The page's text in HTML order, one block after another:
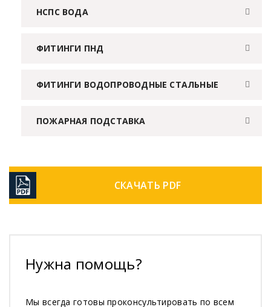
НСПС ВОДА
ФИТИНГИ ПНД
ФИТИНГИ ВОДОПРОВОДНЫЕ СТАЛЬНЫЕ
ПОЖАРНАЯ ПОДСТАВКА
СКАЧАТЬ PDF
Нужна помощь?
Мы всегда готовы проконсультировать по всем